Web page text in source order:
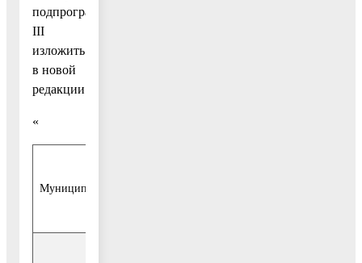
подпрограммы
III
изложить
в новой
редакции:
«
Муниципальный заказчик подпрограммы